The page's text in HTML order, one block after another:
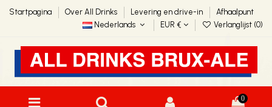
Startpagina Over All Drinks Levering en drive-in
Afhaalpunt
Nederlands
EUR € Verlanglijst (0)
0